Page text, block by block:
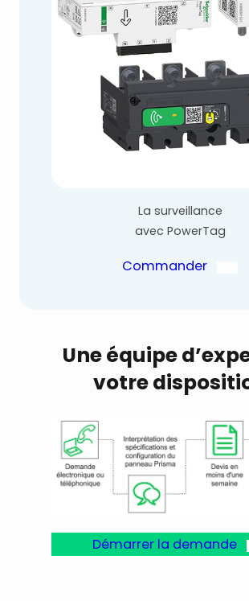
La surveillance
avec PowerTag
Commander
Une équipe
votre
Démarrer la demande